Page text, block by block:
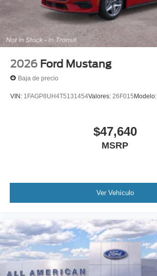
2026 Ford Mustang
Baja de precio
VIN: 1FAGP8UH4T5131454Valores: 26F015Modelo:
$47,640
MSRP
Ver Vehículo